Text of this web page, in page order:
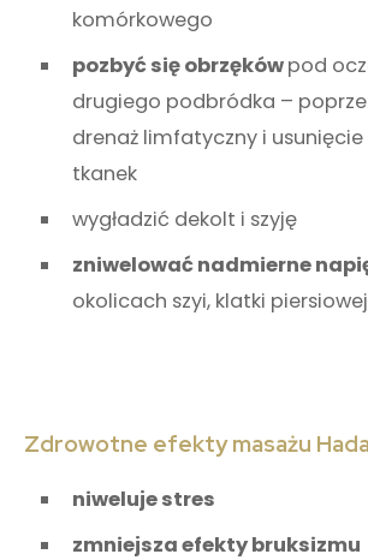
komórkowego
pozbyć się obrzękówpod
drugiego podbródka –
drenaż limfatyczny i usunięcie
tkanek
wygładzić dekolt i szyję
zniwelować nadmierne
okolicach szyi, klatki
Zdrowotne efekty masażu
niweluje stres
zmniejsza efekty bruksizmu